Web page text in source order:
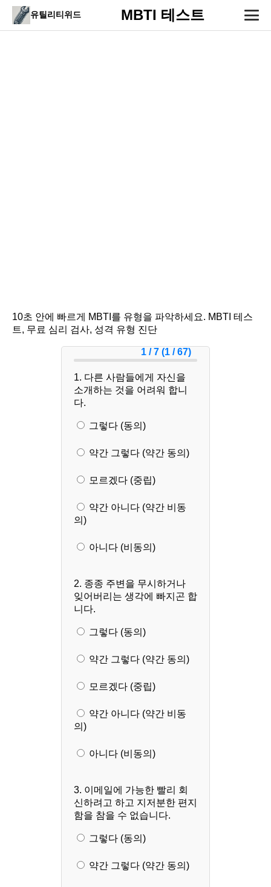
유틸리티위드 MBTI 테스트
10초 안에 빠르게 MBTI를 유형을 파악하세요. MBTI 테스
트, 무료 심리 검사, 성격 유형 진단
1 / 7 (1 / 67)
1. 다른 사람들에게 자신을
소개하는 것을 어려워 합니
다.
그렇다 (동의)
약간 그렇다 (약간 동의)
모르겠다 (중립)
약간 아니다 (약간 비동
의)
아니다 (비동의)
2. 종종 주변을 무시하거나
잊어버리는 생각에 빠지곤 합
니다.
그렇다 (동의)
약간 그렇다 (약간 동의)
모르겠다 (중립)
약간 아니다 (약간 비동
의)
아니다 (비동의)
3. 이메일에 가능한 빨리 회
신하려고 하고 지저분한 편지
함을 참을 수 없습니다.
그렇다 (동의)
약간 그렇다 (약간 동의)